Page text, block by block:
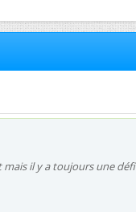
mais il y a toujours une